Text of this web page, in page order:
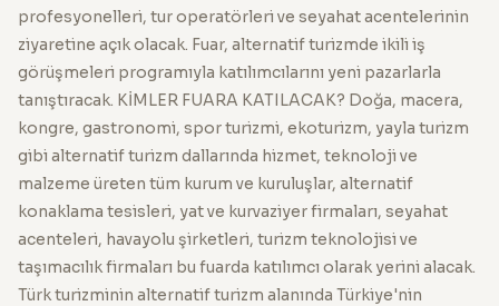
profesyonelleri, tur operatörleri ve seyahat acentelerinin
ziyaretine açık olacak. Fuar, alternatif turizmde ikili iş
görüşmeleri programıyla katılımcılarını yeni pazarlarla
tanıştıracak. KİMLER FUARA KATILACAK? Doğa, macera,
kongre, gastronomi, spor turizmi, ekoturizm, yayla turizm
gibi alternatif turizm dallarında hizmet, teknoloji ve
malzeme üreten tüm kurum ve kuruluşlar, alternatif
konaklama tesisleri, yat ve kurvaziyer firmaları, seyahat
acenteleri, havayolu şirketleri, turizm teknolojisi ve
taşımacılık firmaları bu fuarda katılımcı olarak yerini alacak.
Türk turizminin alternatif turizm alanında Türkiye'nin